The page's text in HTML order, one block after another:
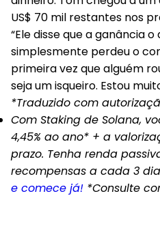
US$ 70 mil restantes nos
“Ele disse que a ganância o
simplesmente perdeu o
primeira vez que alguém
seja um isqueiro. Estou
*Traduzido com
Com Staking de Solana,
4,45% ao ano* + a
prazo. Tenha renda
recompensas a cada 3
e comece já! *Consulte